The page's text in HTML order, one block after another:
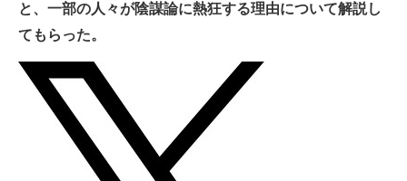
ビジネスと働き方のヒント
企業ITのトレンドを詳説
経営リーダーのコミュニティ
マーケ×ITの今がよく分かる
と、一部の人々が陰謀論に熱狂する理由について解説し
てもらった。